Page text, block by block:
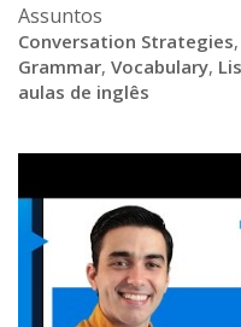
Assuntos
Conversation Strategies,
Grammar, Vocabulary,
aulas de inglês